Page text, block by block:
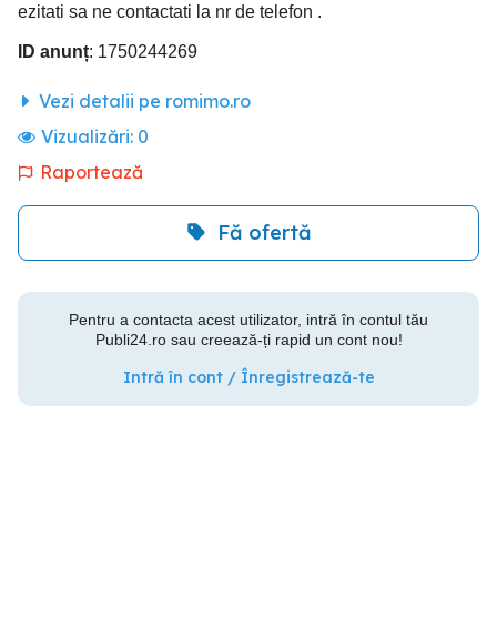
ezitati sa ne contactati la nr de telefon .
ID anunț: 1750244269
Vezi detalii pe romimo.ro
Vizualizări: 0
Raportează
Fă ofertă
Pentru a contacta acest utilizator, intră în contul tău
Publi24.ro sau creează-ți rapid un cont nou!
Intră în cont / Înregistrează-te